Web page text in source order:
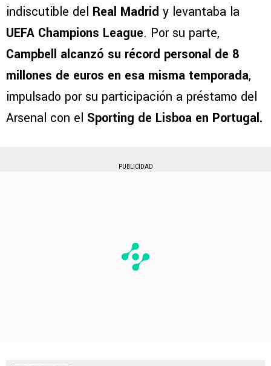
indiscutible del Real Madrid y levantaba la
UEFA Champions League. Por su parte,
Campbell alcanzó su récord personal de 8
millones de euros en esa misma temporada,
impulsado por su participación a préstamo del
Arsenal con el Sporting de Lisboa en Portugal.
PUBLICIDAD